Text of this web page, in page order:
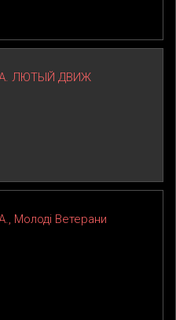
ЛЮТЫЙ ДВИЖ
Молоді Ветерани